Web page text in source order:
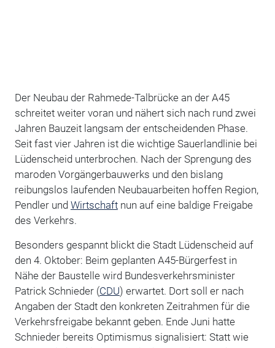
Der Neubau der Rahmede-Talbrücke an der A45
schreitet weiter voran und nähert sich nach rund zwei
Jahren Bauzeit langsam der entscheidenden Phase.
Seit fast vier Jahren ist die wichtige Sauerlandlinie bei
Lüdenscheid unterbrochen. Nach der Sprengung des
maroden Vorgängerbauwerks und den bislang
reibungslos laufenden Neubauarbeiten hoffen Region,
Pendler und Wirtschaftnun auf eine baldige Freigabe
des Verkehrs.
Besonders gespannt blickt die Stadt Lüdenscheid auf
den 4. Oktober: Beim geplanten A45-Bürgerfest in
Nähe der Baustelle wird Bundesverkehrsminister
Patrick Schnieder (CDU) erwartet. Dort soll er nach
Angaben der Stadt den konkreten Zeitrahmen für die
Verkehrsfreigabe bekannt geben. Ende Juni hatte
Schnieder bereits Optimismus signalisiert: Statt wie